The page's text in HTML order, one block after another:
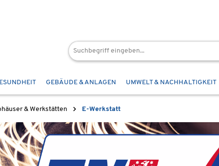
GEBÄUDE & ANLAGEN UMWELT & NACHHALTIGKEIT
& Werkstätten E-Werkstatt